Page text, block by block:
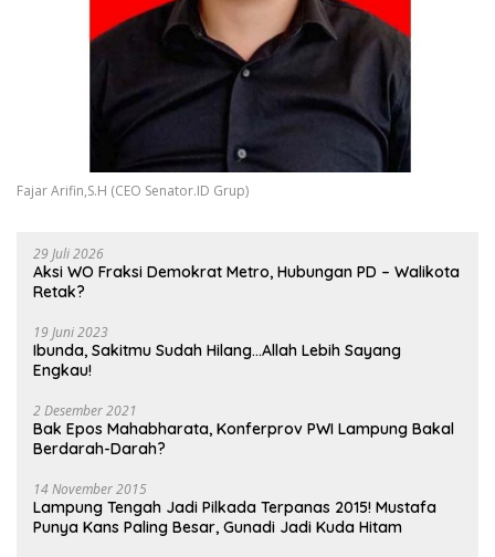
Fajar Arifin,S.H (CEO Senator.ID Grup)
29 Juli 2026
Aksi WO Fraksi Demokrat Metro, Hubungan PD – Walikota
Retak?
19 Juni 2023
Ibunda, Sakitmu Sudah Hilang…Allah Lebih Sayang
Engkau!
2 Desember 2021
Bak Epos Mahabharata, Konferprov PWI Lampung Bakal
Berdarah-Darah?
14 November 2015
Lampung Tengah Jadi Pilkada Terpanas 2015! Mustafa
Punya Kans Paling Besar, Gunadi Jadi Kuda Hitam